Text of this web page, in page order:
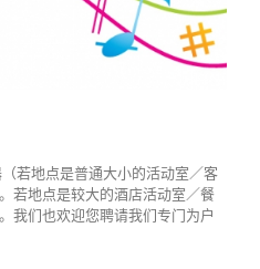
若地点是普通大小的活动室／客
若地点是较大的酒店活动室／餐
我们也欢迎您聘请我们专门为户